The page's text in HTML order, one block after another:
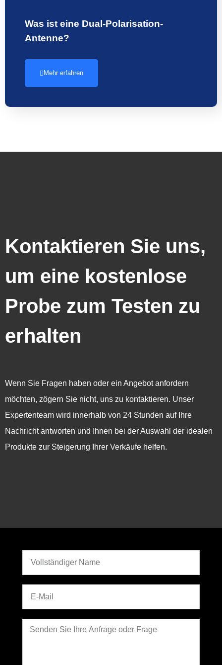
Was ist eine Dual-Polarisation-
Antenne?
Mehr erfahren
Kontaktieren Sie uns,
um eine kostenlose
Probe zum Testen zu
erhalten
Wenn Sie Fragen haben oder ein Angebot anfordern
möchten, zögern Sie nicht, uns zu kontaktieren. Unser
Expertenteam wird innerhalb von 24 Stunden auf Ihre
Nachricht antworten und Ihnen bei der Auswahl der idealen
Produkte zur Steigerung Ihrer Verkäufe helfen.